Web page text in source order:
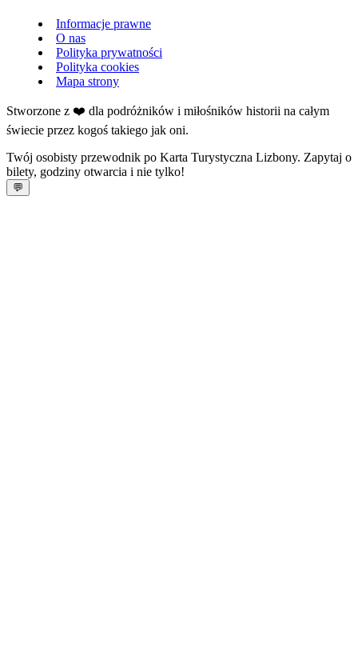
Informacje prawne
O nas
Polityka prywatności
Polityka cookies
Mapa strony
Stworzone z ❤️ dla podróżników i miłośników historii na całym
świecie przez kogoś takiego jak oni.
Twój osobisty przewodnik po Karta Turystyczna Lizbony. Zapytaj o
bilety, godziny otwarcia i nie tylko!
💬